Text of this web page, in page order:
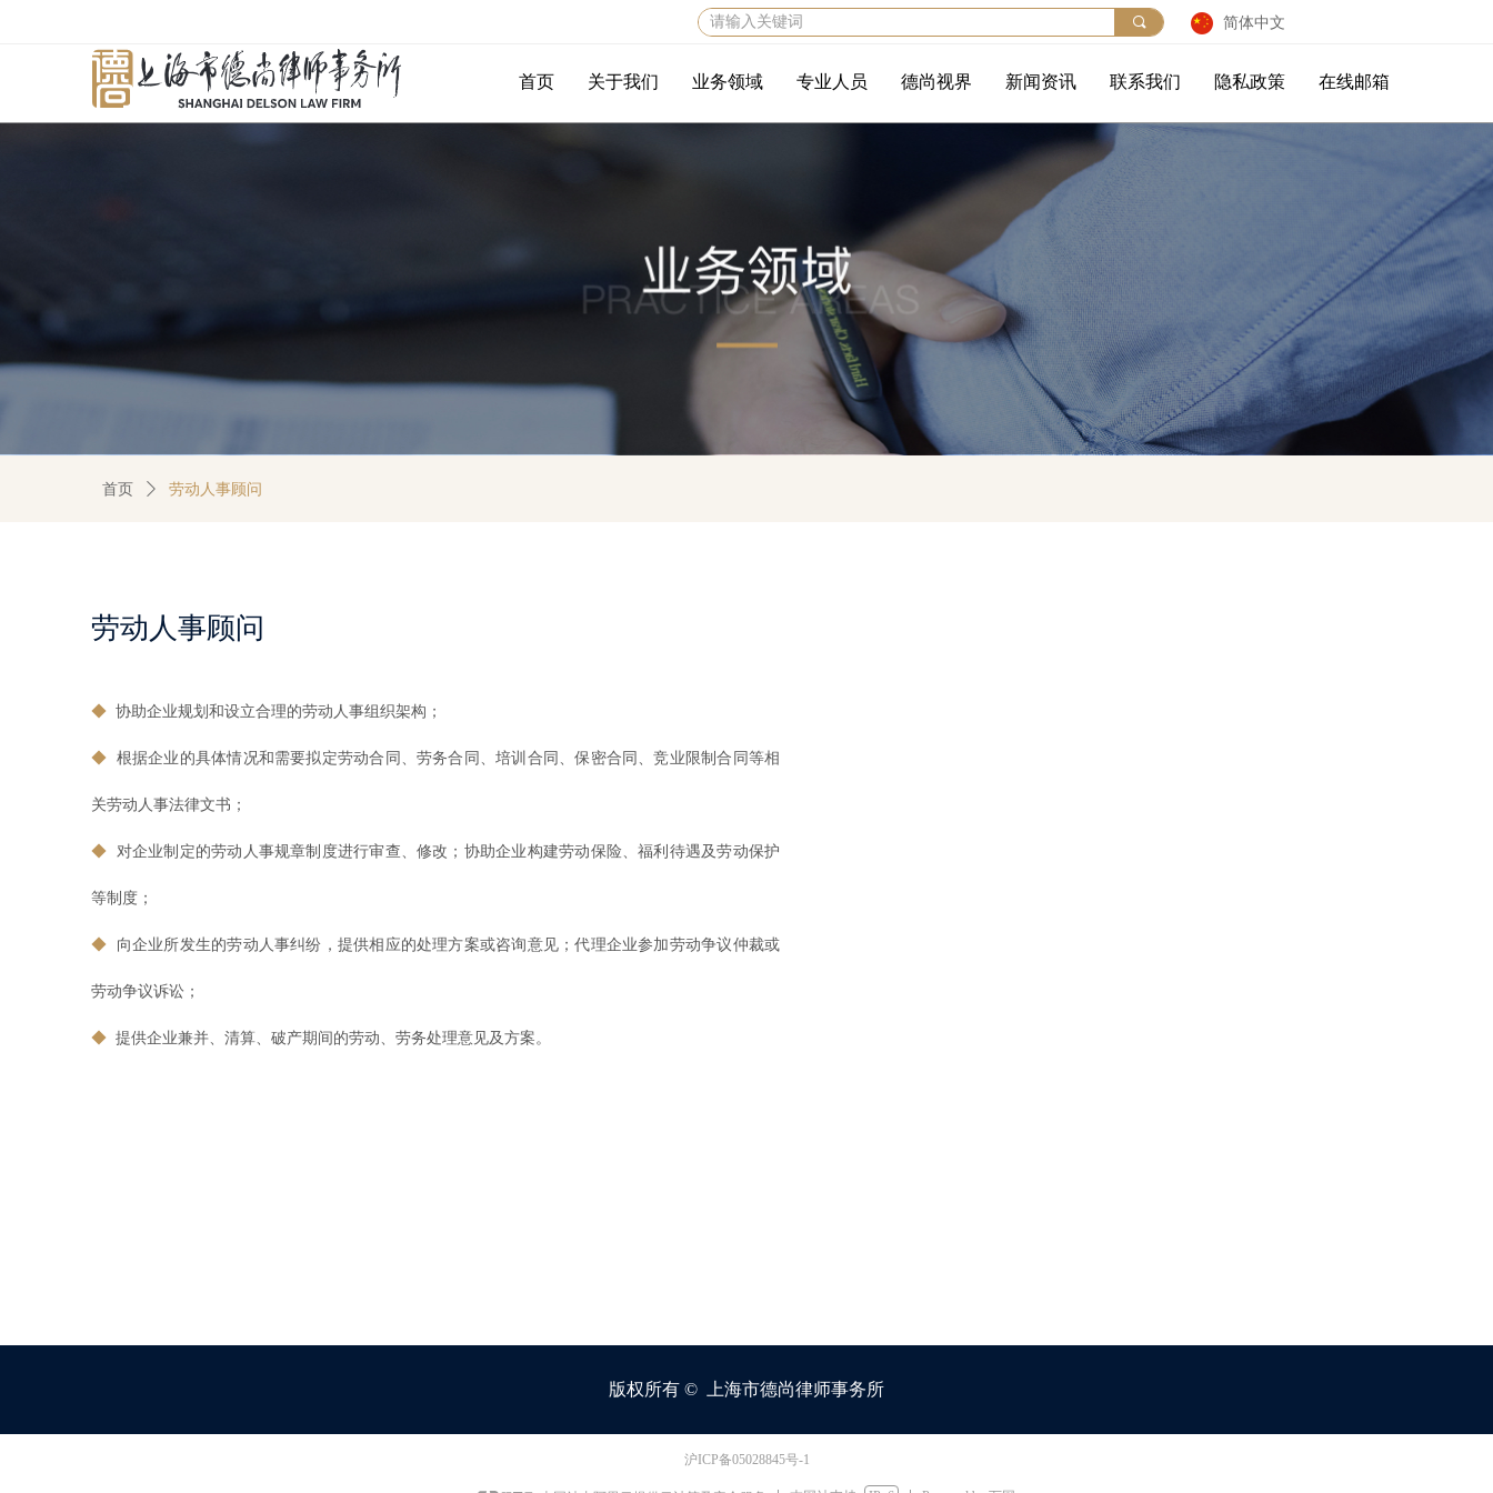
首页 关于我们 业务领域 专业人员 德尚视界 新闻资讯 联系我们 隐私政策 在线邮箱
끠 简体中文
首页 ꄲ 劳动人事顾问
◆ 协助企业规划和设立合理的劳动人事组织架构；
◆ 根据企业的具体情况和需要拟定劳动合同、劳务合同、培训合同、保密合同、竞业限制合同等相
关劳动人事法律文书；
◆ 对企业制定的劳动人事规章制度进行审查、修改；协助企业构建劳动保险、福利待遇及劳动保护
等制度；
◆ 向企业所发生的劳动人事纠纷，提供相应的处理方案或咨询意见；代理企业参加劳动争议仲裁或
劳动争议诉讼；
◆ 提供企业兼并、清算、破产期间的劳动、劳务处理意见及方案。
劳动人事顾问
版权所有 © 上海市德尚律师事务所
沪ICP备05028845号-1